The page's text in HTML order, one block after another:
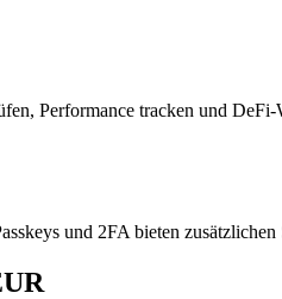
Performance tracken und DeFi-
und 2FA bieten